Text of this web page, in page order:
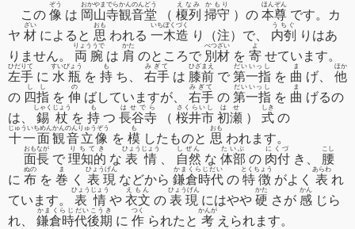
この 像
ぞう
は 岡山寺観音堂
おかやまでらかんのんどう
（ 榎列
えなみ
掃守
かもり
）の 本尊
ほんぞん
ヤ 材
ざい
によると 思
おも
われる 一木造
いちぼくづく
り（注）で、 内刳
うちぐ
りません。 両腕
りょううで
は 肩
かた
のところで 別材
べつざい
を 寄
よ
せています。
左手
ひだりて
に 水瓶
すいびょう
を 持
も
ち、 右手
みぎて
は 膝前
ひざまえ
で 第一指
だいいっし
を 曲
ま
げ、 他
ほか
の 四指
しし
を 伸
の
ばしていますが、 右手
みぎて
の 第一指
だいいっし
を 曲
ま
は、 錫杖
しゃくじょう
を 持
も
つ 長谷寺
はせでら
（ 桜井市
さくらいし
初瀬
はせ
） 式
しき
の
十一面観音立像
じゅういちめんかんのんりゅうぞう
を 模
も
したものと 思
おも
われます。
面長
おもなが
で 理知的
りちてき
な 表情
ひょうじょう
、 自然
しぜん
な 体部
たいぶ
の 肉付
にくづ
き、 腰
こし
に 布
ぬの
を 巻
ま
く 表現
ひょうげん
などから 鎌倉時代
かまくらじだい
の 特徴
とくちょう
がよく 表
あらわ
ています。 表情
ひょうじょう
や 衣文
えもん
の 表現
ひょうげん
にはやや 硬
かた
さが 感
かん
れ、 鎌倉時代後期
かまくらじだいこうき
に 作
つく
られたと 考
かんが
えられます。